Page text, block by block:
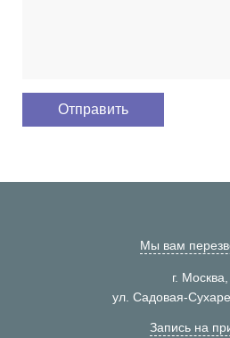
Мы вам
г. Москва,
ул. Садовая-
Запись на